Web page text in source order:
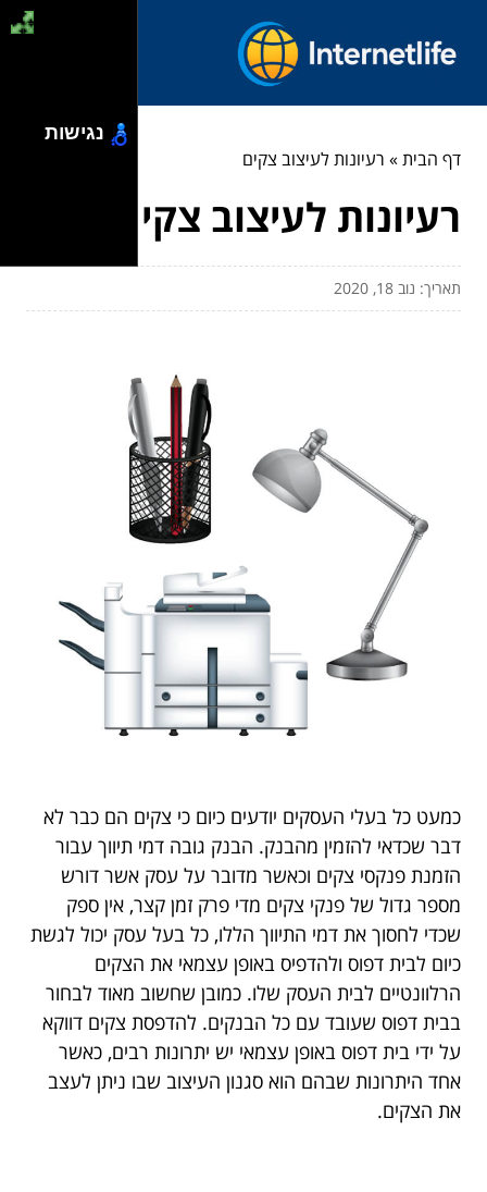
דף הבית» רעיונות לעיצוב צקים
רעיונות לעיצוב צקים
תאריך: נוב 18, 2020
כמעט כל בעלי העסקים יודעים כיום כי צקים הם כבר לא
דבר שכדאי להזמין מהבנק. הבנק גובה דמי תיווך עבור
הזמנת פנקסי צקים וכאשר מדובר על עסק אשר דורש
מספר גדול של פנקי צקים מדי פרק זמן קצר, אין ספק
שכדי לחסוך את דמי התיווך הללו, כל בעל עסק יכול לגשת
כיום לבית דפוס ולהדפיס באופן עצמאי את הצקים
הרלוונטיים לבית העסק שלו. כמובן שחשוב מאוד לבחור
בבית דפוס שעובד עם כל הבנקים. להדפסת צקים דווקא
על ידי בית דפוס באופן עצמאי יש יתרונות רבים, כאשר
אחד היתרונות שבהם הוא סגנון העיצוב שבו ניתן לעצב
את הצקים.
נגישות